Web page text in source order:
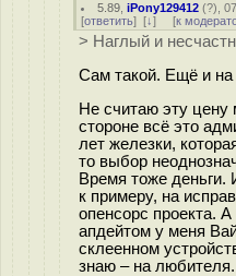
5.89 ,iPony129412 (?),
[ответить] [↓] [к
> Наглый и
Сам такой. Ещё и на
Не считаю эту цену
стороне всё это
лет железки,
то выбор
Время тоже деньги.
к примеру, на
опенсорс проекта.
апдейтом у меня
склеенном
знаю – на любителя.